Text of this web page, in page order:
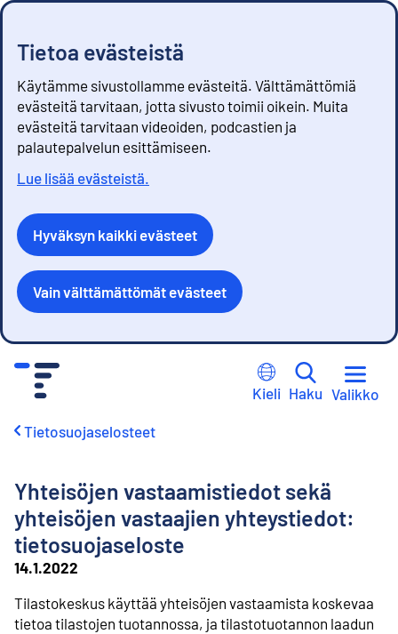
Tietoa evästeistä
Käytämme sivustollamme evästeitä. Välttämättömiä
evästeitä tarvitaan, jotta sivusto toimii oikein. Muita
evästeitä tarvitaan videoiden, podcastien ja
palautepalvelun esittämiseen.
Lue lisää evästeistä.
Hyväksyn kaikki evästeet
Vain välttämättömät evästeet
Kieli Haku Valikko
Tietosuojaselosteet
Yhteisöjen vastaamistiedot sekä
yhteisöjen vastaajien yhteystiedot:
tietosuojaseloste
14.1.2022
Tilastokeskus käyttää yhteisöjen vastaamista koskevaa
tietoa tilastojen tuotannossa, ja tilastotuotannon laadun